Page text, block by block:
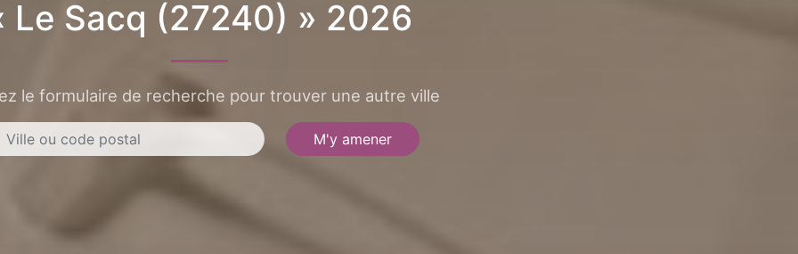
Le Sacq (27240) » 2026
le formulaire de recherche pour trouver une autre ville
M'y amener